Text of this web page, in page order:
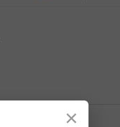
×